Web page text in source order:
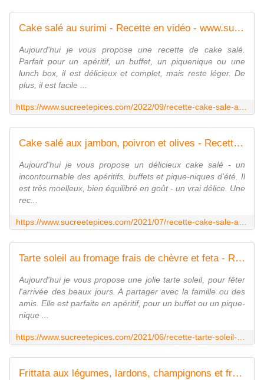
Cake salé au surimi - Recette en vidéo - www.sucreetepices.com
Aujourd'hui je vous propose une recette de cake salé.
Parfait pour un apéritif, un buffet, un piquenique ou une
lunch box, il est délicieux et complet, mais reste léger. De
plus, il est facile ...
Cake salé aux jambon, poivron et olives - Recette en vidéo - www.sucreetepices.com
Aujourd'hui je vous propose un délicieux cake salé - un
incontournable des apéritifs, buffets et pique-niques d'été. Il
est très moelleux, bien équilibré en goût - un vrai délice. Une
rec...
Tarte soleil au fromage frais de chèvre et feta - Recette en vidéo - www.sucreetepices.com
Aujourd'hui je vous propose une jolie tarte soleil, pour fêter
l'arrivée des beaux jours. A partager avec la famille ou des
amis. Elle est parfaite en apéritif, pour un buffet ou un pique-
nique ...
Frittata aux légumes, lardons, champignons et fromage - www.sucreetepices.com